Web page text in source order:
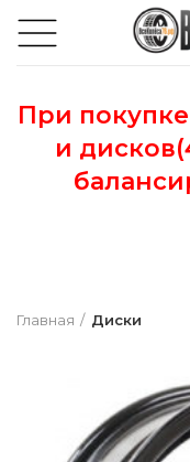
При
и
Главная Диски